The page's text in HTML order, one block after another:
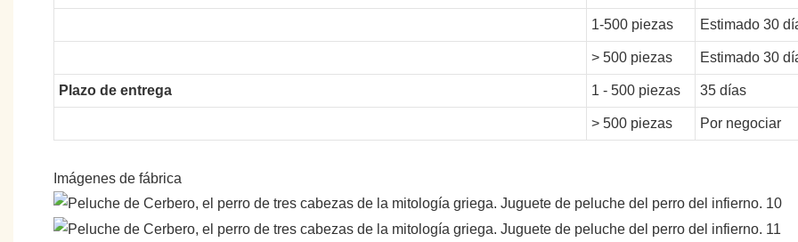
1-500 piezas Estimado 30
> 500 piezas Estimado 30
Plazo de entrega 1 - 500 piezas 35 días
> 500 piezas Por negociar
Imágenes de fábrica